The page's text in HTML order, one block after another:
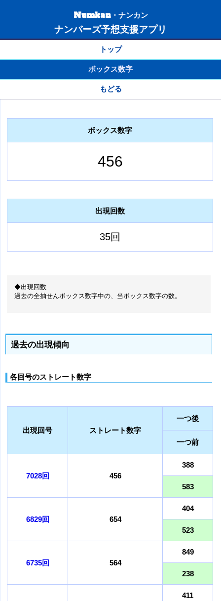
Numkan・ナンカン
ナンバーズ予想支援アプリ
トップ
ボックス数字
もどる
ボックス数字
456
出現回数
35回
◆出現回数
過去の全抽せんボックス数字中の、当ボックス数字の数。
過去の出現傾向
各回号のストレート数字
出現回号 ストレート数字
一つ後
一つ前
7028回 456
388
583
6829回 654
404
523
6735回 564
849
238
411